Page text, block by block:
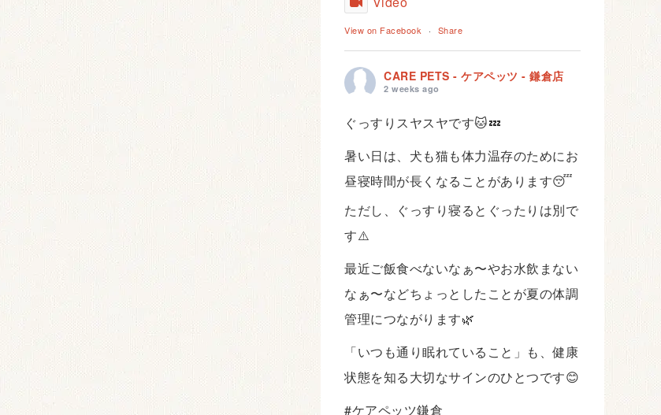
View on Facebook · Share
CARE PETS - ケアペッツ - 鎌倉店
2 weeks ago
ぐっすりスヤスヤです🐱💤
暑い日は、犬も猫も体力温存のためにお
昼寝時間が長くなることがあります😴
ただし、ぐっすり寝るとぐったりは別で
す⚠️
最近ご飯食べないなぁ〜やお水飲まない
なぁ〜などちょっとしたことが夏の体調
管理につながります🌿
「いつも通り眠れていること」も、健康
状態を知る大切なサインのひとつです😊
#ケアペッツ鎌倉